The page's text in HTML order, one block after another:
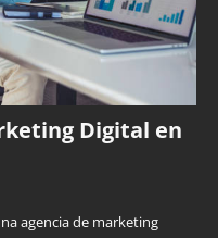
Digital en
agencia de marketing